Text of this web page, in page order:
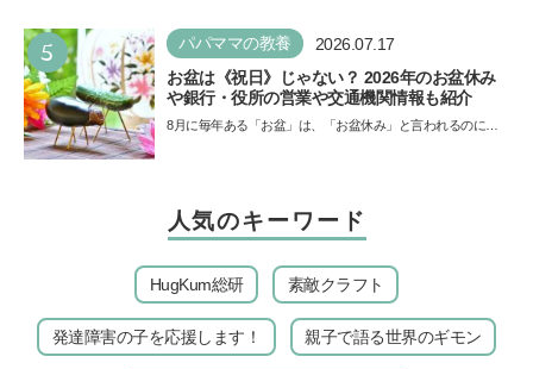
5 パパママの教養 2026.07.17
お盆は《祝日》じゃない？ 2026年のお盆休み
や銀行・役所の営業や交通機関情報も紹介
8月に毎年ある「お盆」は、「お盆休み」と言われるのに祝
人気のキーワード
HugKum総研 素敵クラフト
発達障害の子を応援します！ 親子で語る世界のギモン